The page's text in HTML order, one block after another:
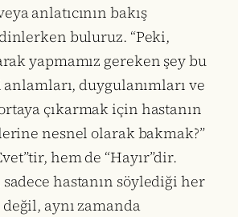
anlatıcının bakış
dinlerken buluruz. “Peki,
yapmamız gereken şey bu
duygulanımları ve
çıkarmak için hastanın
nesnel olarak bakmak?”
hem de “Hayır”dir.
hastanın söylediği her
aynı zamanda